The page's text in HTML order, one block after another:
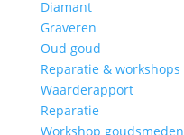
Diamant
Graveren
Oud goud
Reparatie & workshops
Waarderapport
Reparatie
Workshop goudsmeden